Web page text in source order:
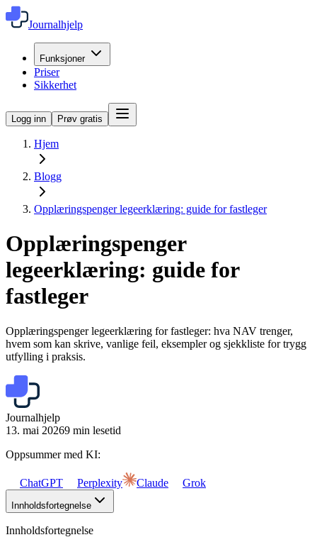
Journalhjelp
Funksjoner
Priser
Sikkerhet
Logg inn Prøv gratis
Hjem
Blogg
Opplæringspenger legeerklæring: guide for fastleger
Opplæringspenger
legeerklæring: guide for
fastleger
Opplæringspenger legeerklæring for fastleger: hva NAV trenger,
hvem som kan skrive, vanlige feil, eksempler og sjekkliste for trygg
utfylling i praksis.
Journalhjelp
13. mai 20269 min lesetid
Oppsummer med KI:
ChatGPT Perplexity Claude Grok
Innholdsfortegnelse
Innholdsfortegnelse